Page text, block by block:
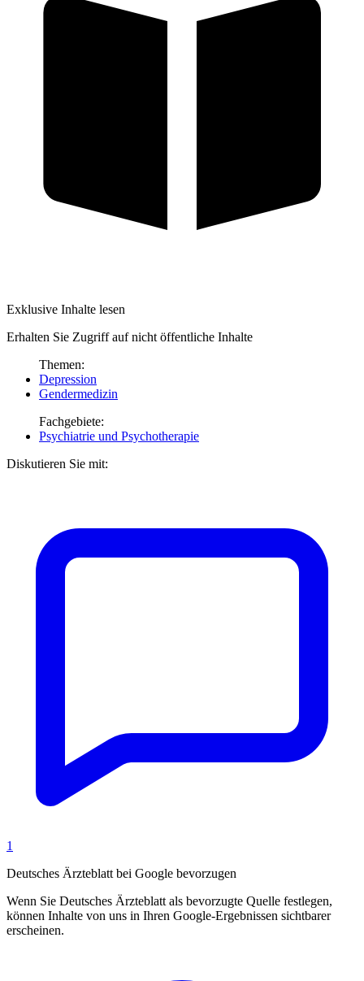
Exklusive Inhalte lesen
Erhalten Sie Zugriff auf nicht öffentliche Inhalte
Themen:
Depression
Gendermedizin
Fachgebiete:
Psychiatrie und Psychotherapie
Diskutieren Sie mit:
1
Deutsches Ärzteblatt bei Google bevorzugen
Wenn Sie Deutsches Ärzteblatt als bevorzugte Quelle festlegen,
können Inhalte von uns in Ihren Google-Ergebnissen sichtbarer
erscheinen.